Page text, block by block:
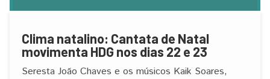
Clima natalino: Cantata de Natal
movimenta HDG nos dias 22 e 23
​​​​​Seresta João Chaves e os músicos Kaik Soares,